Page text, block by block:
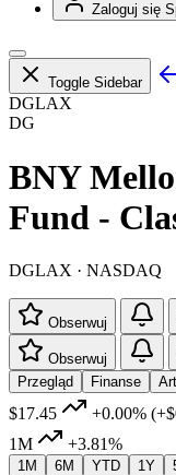
Zaloguj się
Toggle Sidebar
DGLAX
DG
BNY
Fund -
DGLAX · NASDAQ
Obserwuj
Obserwuj
Przegląd
Finanse
$17.45 +0.00%
1M
+3.81%
1M 6M YTD 1Y